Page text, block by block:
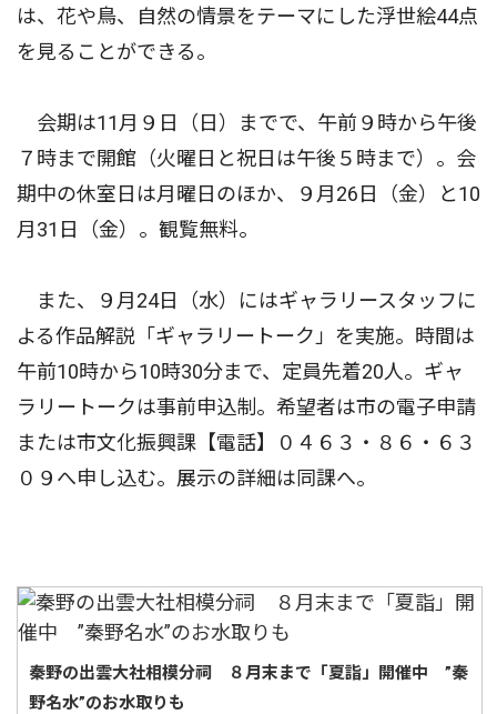
は、花や鳥、自然の情景をテーマにした浮世絵44点
を見ることができる。
会期は11月９日（日）までで、午前９時から午後
７時まで開館（火曜日と祝日は午後５時まで）。会
期中の休室日は月曜日のほか、９月26日（金）と10
月31日（金）。観覧無料。
また、９月24日（水）にはギャラリースタッフに
よる作品解説「ギャラリートーク」を実施。時間は
午前10時から10時30分まで、定員先着20人。ギャ
ラリートークは事前申込制。希望者は市の電子申請
または市文化振興課【電話】０４６３・８６・６３
０９へ申し込む。展示の詳細は同課へ。
秦野の出雲大社相模分祠 ８月末まで「夏詣」開催中 ”秦
野名水”のお水取りも